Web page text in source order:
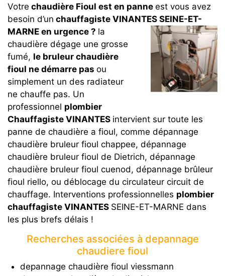
Votre chaudière Fioul est en panne est vous avez
besoin d’un chauffagiste VINANTES SEINE-ET-
MARNE en urgence ? la
chaudière dégage une grosse
fumé, le bruleur chaudière
fioul ne démarre pas ou
simplement un des radiateur
ne chauffe pas. Un
professionnel plombier
Chauffagiste VINANTES intervient sur toute les
panne de chaudière a fioul, comme dépannage
chaudière bruleur fioul chappee, dépannage
chaudière bruleur fioul de Dietrich, dépannage
chaudière bruleur fioul cuenod, dépannage brûleur
fioul riello, ou déblocage du circulateur circuit de
chauffage. Interventions professionnelles plombier
chauffagiste VINANTES SEINE-ET-MARNE dans
les plus brefs délais !
Recherches associées à depannage
chaudiere fioul
depannage chaudière fioul viessmann